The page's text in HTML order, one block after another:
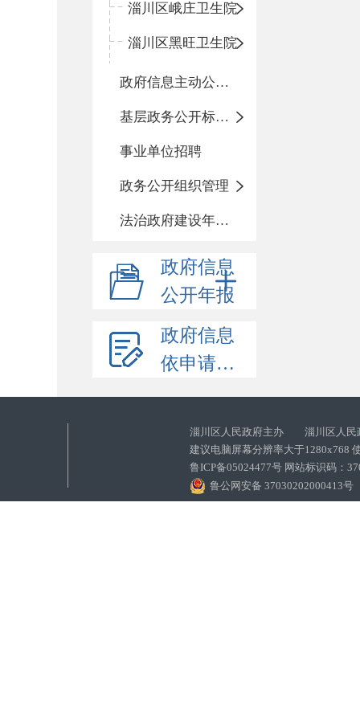
淄川区峨庄卫生院
淄川区黑旺卫生院
政府信息主动公开基本目录
基层政务公开标准化目录
事业单位招聘
政务公开组织管理
法治政府建设年度报告
政府信息
公开年报
政府信息
依申请公开
淄川区人民政府主办 淄川区人民
建议电脑屏幕分辨率大于1280x768
鲁ICP备05024477号 网站标识码：
鲁公网安备 37030202000413号